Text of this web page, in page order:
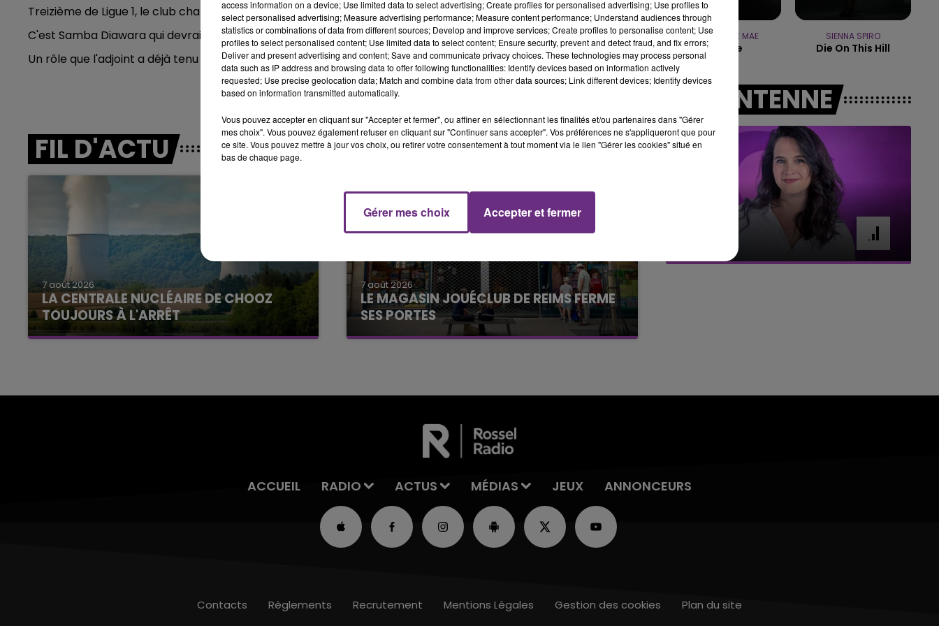
7h00 - 11h00
BEST OF
11h00 - 16h00
LE WEEK-END CHAMPAGNE FM
16h00 - 20h00
LE WEEK-END CHAMPAGNE FM
Treizième de Ligue 1, le club champenois ne s'est plus imposé depuis le mois de novembre dernier.
C'est Samba Diawara qui devrait assurer l'intérim.
Un rôle que l'adjoint a déjà tenu la saison dernière, à la suite du départ précipité de Will Still.
FIL D'ACTU
7 août 2026
LA CENTRALE NUCLÉAIRE DE CHOOZ
TOUJOURS À L'ARRÊT
Cela fait déjà une semaine que la centrale
7 août 2026
LE MAGASIN JOUÉCLUB DE REIMS FERME
SES PORTES
C'était l'une des institutions du centre-ville
CHRISTOPHE MAE
La Lune
SIENNA SPIRO
Die On This Hill
A L'ANTENNE
Le week-end Champagne FM
ACCUEIL RADIO ACTUS MÉDIAS JEUX ANNONCEURS
Contacts Règlements Recrutement Mentions Légales Gestion des cookies Plan du site
access information on a device; Use limited data to select advertising; Create profiles for personalised advertising; Use profiles to
select personalised advertising; Measure advertising performance; Measure content performance; Understand audiences through
statistics or combinations of data from different sources; Develop and improve services; Create profiles to personalise content; Use
profiles to select personalised content; Use limited data to select content; Ensure security, prevent and detect fraud, and fix errors;
Deliver and present advertising and content; Save and communicate privacy choices. These technologies may process personal
data such as IP address and browsing data to offer following functionalities: Identify devices based on information actively
requested; Use precise geolocation data; Match and combine data from other data sources; Link different devices; Identify devices
based on information transmitted automatically.
Vous pouvez accepter en cliquant sur "Accepter et fermer", ou affiner en sélectionnant les finalités et/ou partenaires dans "Gérer
mes choix". Vous pouvez également refuser en cliquant sur "Continuer sans accepter". Vos préférences ne s'appliqueront que pour
ce site. Vous pouvez mettre à jour vos choix, ou retirer votre consentement à tout moment via le lien "Gérer les cookies" situé en
bas de chaque page.
Gérer mes choix Accepter et fermer